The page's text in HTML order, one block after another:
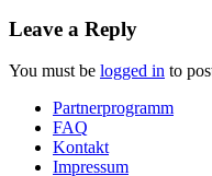
Leave a Reply
You must be logged in to
Partnerprogramm
FAQ
Kontakt
Impressum